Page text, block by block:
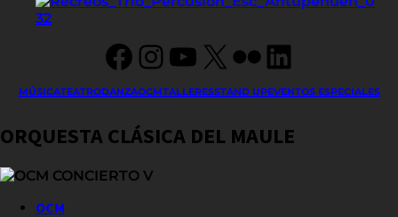
Facebook
Instagram
YouTube
X FlickrLinkedIn
MÚSICATEATRODANZAOCMTALLERESSTAND UPEVENTOS ESPECIALES
ORQUESTA CLÁSICA DEL MAULE
OCM